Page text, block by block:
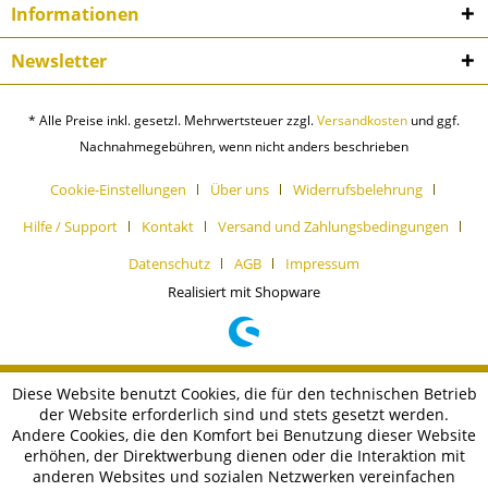
Informationen
Newsletter
* Alle Preise inkl. gesetzl. Mehrwertsteuer zzgl.Versandkosten und ggf.
Nachnahmegebühren, wenn nicht anders beschrieben
Cookie-Einstellungen Über uns
Widerrufsbelehrung
Hilfe / Support
Kontakt
Versand und Zahlungsbedingungen
Datenschutz
AGB
Impressum
Realisiert mit Shopware
Diese Website benutzt Cookies, die für den technischen Betrieb
der Website erforderlich sind und stets gesetzt werden.
Andere Cookies, die den Komfort bei Benutzung dieser Website
erhöhen, der Direktwerbung dienen oder die Interaktion mit
anderen Websites und sozialen Netzwerken vereinfachen